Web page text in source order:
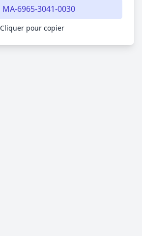
MA-6965-3041-0030
Cliquer pour copier